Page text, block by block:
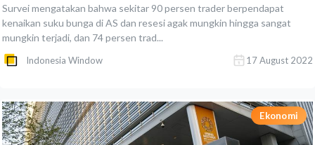
Survei mengatakan bahwa sekitar 90 persen trader berpendapat
kenaikan suku bunga di AS dan resesi agak mungkin hingga sangat
mungkin terjadi, dan 74 persen trad...
Indonesia Window 17 August 2022
Ekonomi